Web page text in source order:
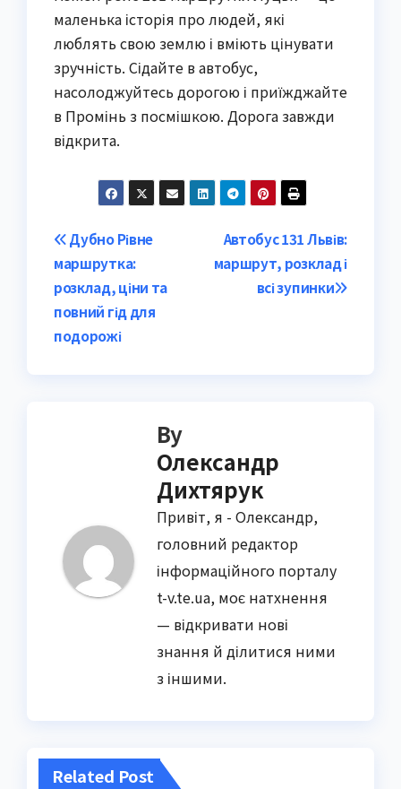
маленька історія про людей, які
люблять свою землю і вміють цінувати
зручність. Сідайте в автобус,
насолоджуйтесь дорогою і приїжджайте
в Промінь з посмішкою. Дорога завжди
відкрита.
Post
navigation
Автобус 131 Львів:
маршрут, розклад і
всі зупинки
Дубно Рівне
маршрутка:
розклад, ціни та
повний гід для
подорожі
By
Олександр
Дихтярук
Привіт, я - Олександр,
головний редактор
інформаційного порталу
t-v.te.ua, моє натхнення
— відкривати нові
знання й ділитися ними
з іншими.
Related Post